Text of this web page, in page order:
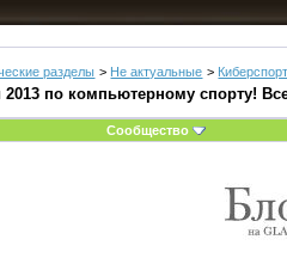
разделы > Не актуальные > Киберспорт
по компьютерному спорту!
Сообщество